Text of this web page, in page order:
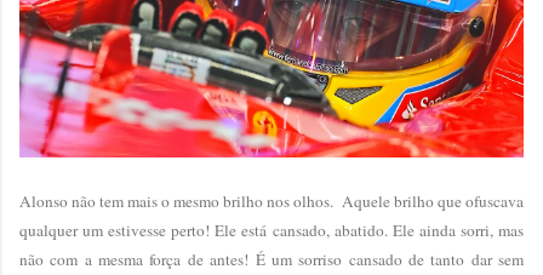
Alonso não tem mais o mesmo brilho nos olhos. Aquele brilho que ofuscava
qualquer um estivesse perto! Ele está cansado, abatido. Ele ainda sorri, mas
não com a mesma força de antes! É um sorriso cansado de tanto dar sem